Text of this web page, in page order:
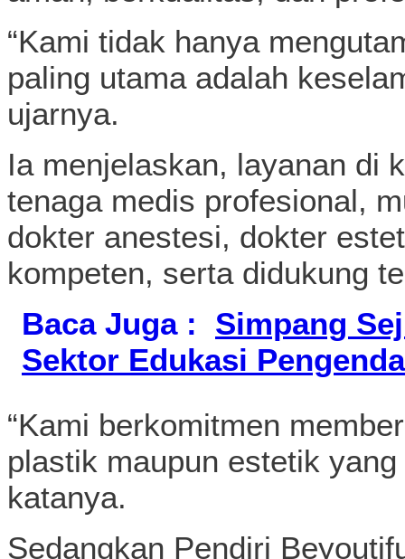
“Kami tidak hanya
paling utama adalah
ujarnya.
Ia menjelaskan, layanan di
tenaga medis profesional,
dokter anestesi, dokter
kompeten, serta didukung
Baca Juga :
Simpang
Sektor Edukasi
“Kami berkomitmen
plastik maupun estetik
katanya.
Sedangkan Pendiri